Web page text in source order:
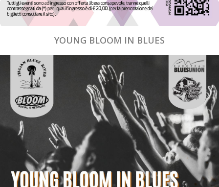
YOUNG BLOOM IN BLUES